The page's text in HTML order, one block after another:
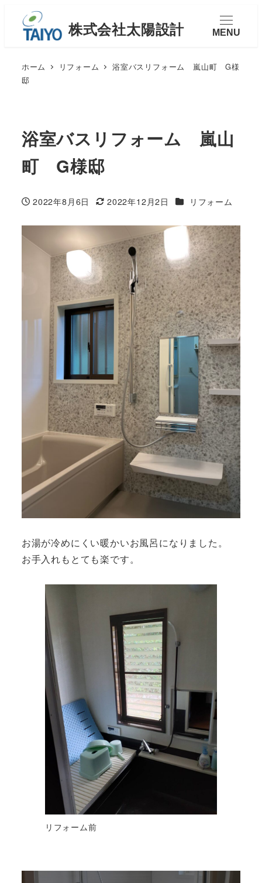
MENU
ホーム リフォーム
浴室バスリフォーム 嵐山町 G様
邸
浴室バスリフォーム 嵐山
町 G様邸
投稿日
2022年8月6日
更新日
2022年12月2日 カテゴリー
リフォーム
お湯が冷めにくい暖かいお風呂になりました。
お手入れもとても楽です。
リフォーム前